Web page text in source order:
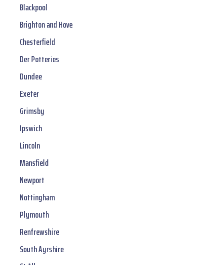
Blackpool
Brighton and Hove
Chesterfield
Der Potteries
Dundee
Exeter
Grimsby
Ipswich
Lincoln
Mansfield
Newport
Nottingham
Plymouth
Renfrewshire
South Ayrshire